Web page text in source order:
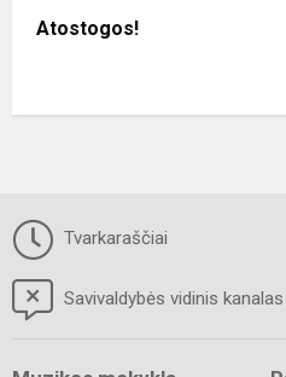
Atostogos!
Tvarkaraščiai
Savivaldybės vidinis kanalas